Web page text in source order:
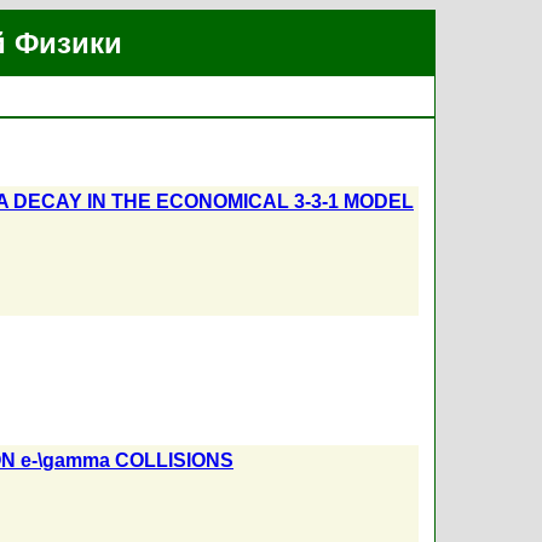
Физики
IN THE ECONOMICAL 3-3-1 MODEL
e-\gamma COLLISIONS